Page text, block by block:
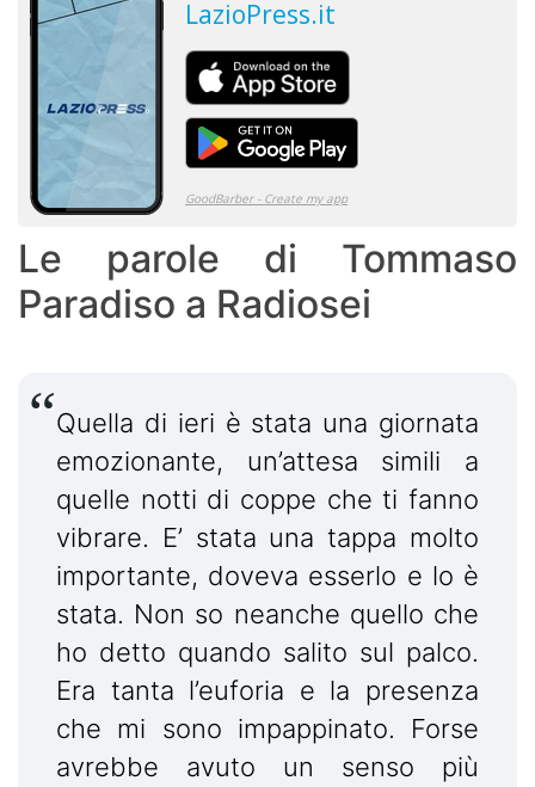
Le parole di Tommaso
Paradiso a Radiosei
Quella di ieri è stata una giornata
emozionante, un’attesa simili a
quelle notti di coppe che ti fanno
vibrare. E’ stata una tappa molto
importante, doveva esserlo e lo è
stata. Non so neanche quello che
ho detto quando salito sul palco.
Era tanta l’euforia e la presenza
che mi sono impappinato. Forse
avrebbe avuto un senso più